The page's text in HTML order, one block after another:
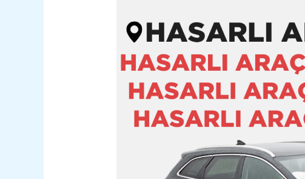
Merkez
Hasarlı
Kazalı
Pert
Araç
Alım
Satım